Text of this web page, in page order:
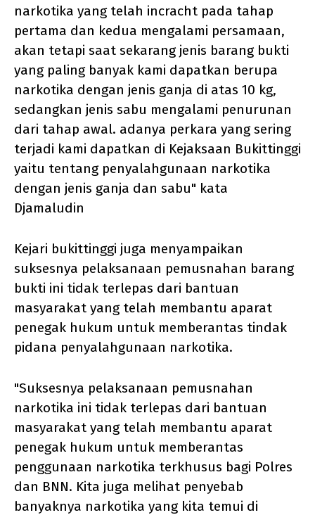
narkotika yang telah incracht pada tahap
pertama dan kedua mengalami persamaan,
akan tetapi saat sekarang jenis barang bukti
yang paling banyak kami dapatkan berupa
narkotika dengan jenis ganja di atas 10 kg,
sedangkan jenis sabu mengalami penurunan
dari tahap awal. adanya perkara yang sering
terjadi kami dapatkan di Kejaksaan Bukittinggi
yaitu tentang penyalahgunaan narkotika
dengan jenis ganja dan sabu" kata
Djamaludin
Kejari bukittinggi juga menyampaikan
suksesnya pelaksanaan pemusnahan barang
bukti ini tidak terlepas dari bantuan
masyarakat yang telah membantu aparat
penegak hukum untuk memberantas tindak
pidana penyalahgunaan narkotika.
"Suksesnya pelaksanaan pemusnahan
narkotika ini tidak terlepas dari bantuan
masyarakat yang telah membantu aparat
penegak hukum untuk memberantas
penggunaan narkotika terkhusus bagi Polres
dan BNN. Kita juga melihat penyebab
banyaknya narkotika yang kita temui di